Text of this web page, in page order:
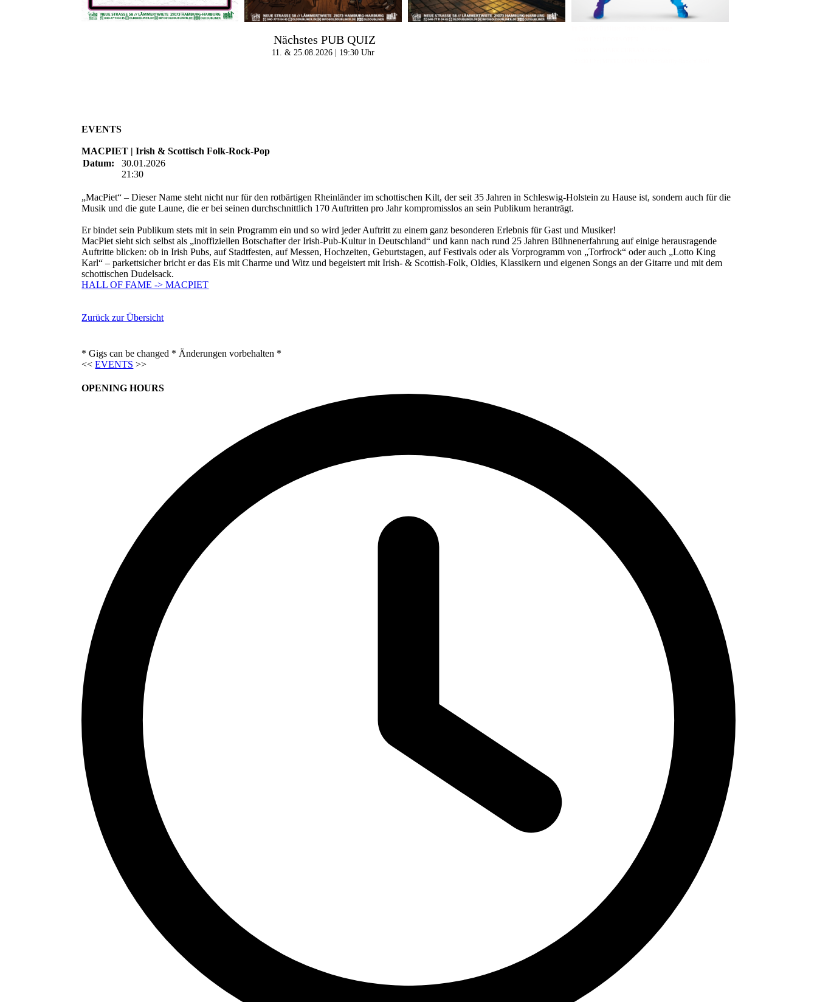
Nächstes PUB QUIZ
11. & 25.08.2026 | 19:30 Uhr
EVENTS
MACPIET | Irish & Scottisch Folk-Rock-Pop
Datum:
30.01.2026
21:30
„MacPiet“ – Dieser Name steht nicht nur für den rotbärtigen Rheinländer im schottischen Kilt, der seit 35 Jahren in Schleswig-Holstein zu Hause ist, sondern auch für die
Musik und die gute Laune, die er bei seinen durchschnittlich 170 Auftritten pro Jahr kompromisslos an sein Publikum heranträgt.
Er bindet sein Publikum stets mit in sein Programm ein und so wird jeder Auftritt zu einem ganz besonderen Erlebnis für Gast und Musiker!
MacPiet sieht sich selbst als „inoffiziellen Botschafter der Irish-Pub-Kultur in Deutschland“ und kann nach rund 25 Jahren Bühnenerfahrung auf einige herausragende
Auftritte blicken: ob in Irish Pubs, auf Stadtfesten, auf Messen, Hochzeiten, Geburtstagen, auf Festivals oder als Vorprogramm von „Torfrock“ oder auch „Lotto King
Karl“ – parkettsicher bricht er das Eis mit Charme und Witz und begeistert mit Irish- & Scottish-Folk, Oldies, Klassikern und eigenen Songs an der Gitarre und mit dem
schottischen Dudelsack.
HALL OF FAME -> MACPIET
Zurück zur Übersicht
* Gigs can be changed * Änderungen vorbehalten *
<<EVENTS >>
OPENING HOURS